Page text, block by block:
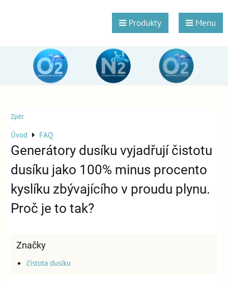
Produkty Menu
Zpět
Úvod FAQ
Generátory dusíku vyjadřují čistotu
dusíku jako 100% minus procento
kyslíku zbývajícího v proudu plynu.
Proč je to tak?
Značky
čistota dusíku